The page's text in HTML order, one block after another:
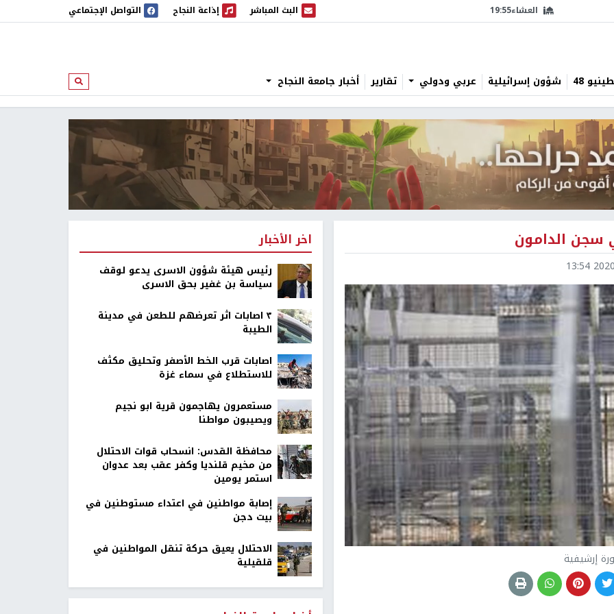
العشاء19:55 البث المباشر
البث المباشر إذاعة النجاح
إذاعة النجاح التواصل الإجتماعي
48 شؤون إسرائيلية عربي ودولي تقارير أخبار جامعة النجاح ابحث
سجن الدامون
2020-
إرشيفية
اخر الأخبار
رئيس هيئة شؤون الاسرى يدعو لوقف
سياسة بن غفير بحق الاسرى
٣ اصابات اثر تعرضهم للطعن في مدينة
الطيبة
اصابات قرب الخط الأصفر وتحليق مكثف
للاستطلاع في سماء غزة
مستعمرون يهاجمون قرية ابو نجيم
ويصيبون مواطنا
محافظة القدس: انسحاب قوات الاحتلال
من مخيم قلنديا وكفر عقب بعد عدوان
استمر يومين
إصابة مواطنين في اعتداء مستوطنين في
بيت دجن
الاحتلال يعيق حركة تنقل المواطنين في
قلقيلية